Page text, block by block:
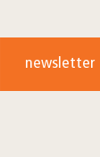
newsletter